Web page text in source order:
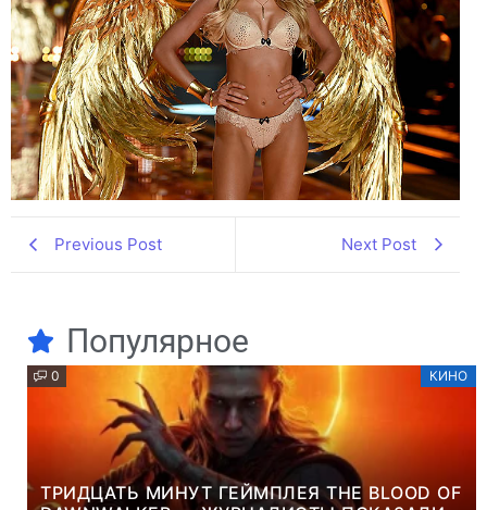
Previous Post Next Post
Популярное
0 КИНО
ТРИДЦАТЬ МИНУТ ГЕЙМПЛЕЯ THE BLOOD OF